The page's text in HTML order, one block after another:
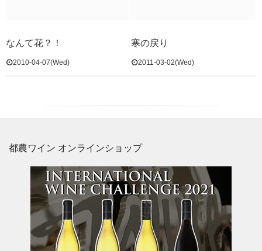
なんて花？！
2010-04-07(Wed)
寒の戻り
2011-03-02(Wed)
都農ワイン オンラインショップ